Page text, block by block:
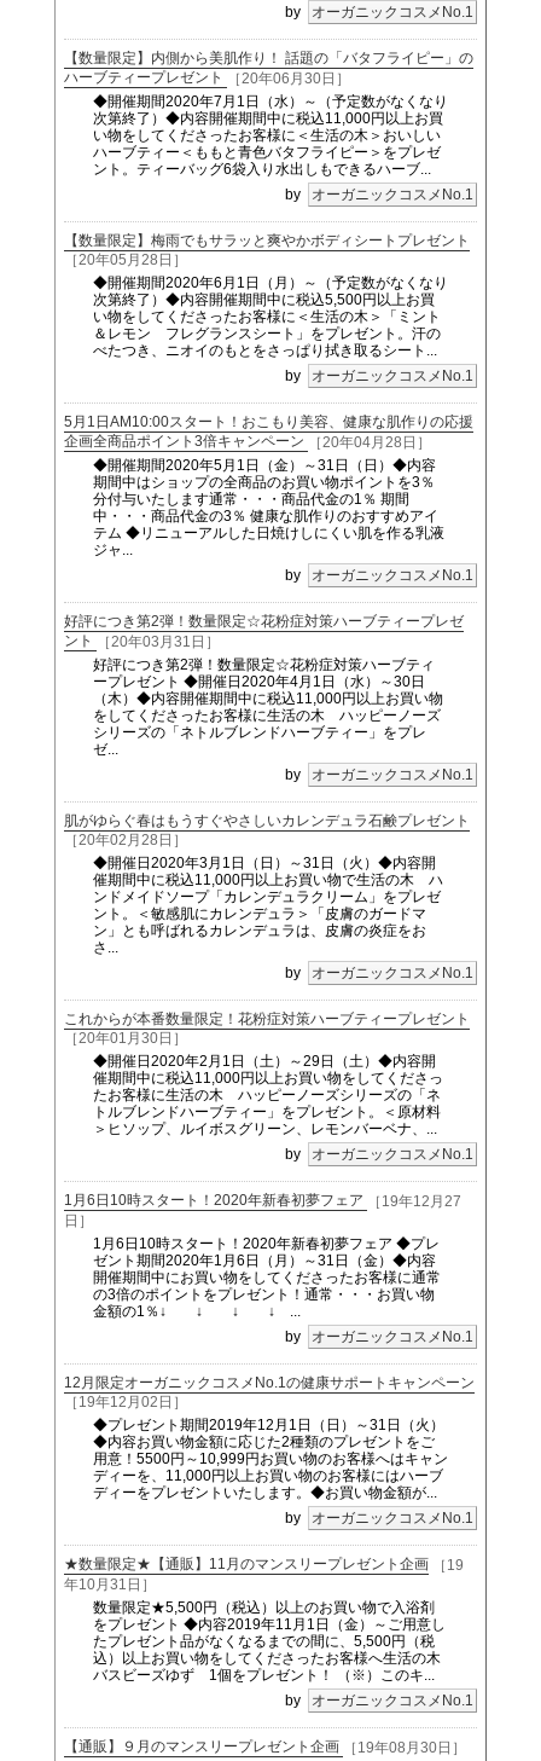
by オーガニックコスメNo.1
【数量限定】内側から美肌作り！ 話題の「バタフライピー」の
ハーブティープレゼント
［20年06月30日］
◆開催期間2020年7月1日（水）～（予定数がなくなり
次第終了）◆内容開催期間中に税込11,000円以上お買
い物をしてくださったお客様に＜生活の木＞おいしい
ハーブティー＜ももと青色バタフライピー＞をプレゼ
ント。ティーバッグ6袋入り水出しもできるハーブ...
by
オーガニックコスメNo.1
【数量限定】梅雨でもサラッと爽やかボディシートプレゼント
［20年05月28日］
◆開催期間2020年6月1日（月）～（予定数がなくなり
次第終了）◆内容開催期間中に税込5,500円以上お買
い物をしてくださったお客様に＜生活の木＞「ミント
＆レモン フレグランスシート」をプレゼント。汗の
べたつき、ニオイのもとをさっぱり拭き取るシート...
by
オーガニックコスメNo.1
5月1日AM10:00スタート！おこもり美容、健康な肌作りの応援
企画全商品ポイント3倍キャンペーン
［20年04月28日］
◆開催期間2020年5月1日（金）～31日（日）◆内容
期間中はショップの全商品のお買い物ポイントを3％
分付与いたします通常・・・商品代金の1％ 期間
中・・・商品代金の3％ 健康な肌作りのおすすめアイ
テム ◆リニューアルした日焼けしにくい肌を作る乳液
ジャ...
by
オーガニックコスメNo.1
好評につき第2弾！数量限定☆花粉症対策ハーブティープレゼ
ント
［20年03月31日］
好評につき第2弾！数量限定☆花粉症対策ハーブティ
ープレゼント ◆開催日2020年4月1日（水）～30日
（木）◆内容開催期間中に税込11,000円以上お買い物
をしてくださったお客様に生活の木 ハッピーノーズ
シリーズの「ネトルブレンドハーブティー」をプレ
ゼ...
by
オーガニックコスメNo.1
肌がゆらぐ春はもうすぐやさしいカレンデュラ石鹸プレゼント
［20年02月28日］
◆開催日2020年3月1日（日）～31日（火）◆内容開
催期間中に税込11,000円以上お買い物で生活の木 ハ
ンドメイドソープ「カレンデュラクリーム」をプレゼ
ント。＜敏感肌にカレンデュラ＞「皮膚のガードマ
ン」とも呼ばれるカレンデュラは、皮膚の炎症をお
さ...
by
オーガニックコスメNo.1
これからが本番数量限定！花粉症対策ハーブティープレゼント
［20年01月30日］
◆開催日2020年2月1日（土）～29日（土）◆内容開
催期間中に税込11,000円以上お買い物をしてくださっ
たお客様に生活の木 ハッピーノーズシリーズの「ネ
トルブレンドハーブティー」をプレゼント。＜原材料
＞ヒソップ、ルイボスグリーン、レモンバーベナ、...
by
オーガニックコスメNo.1
1月6日10時スタート！2020年新春初夢フェア
［19年12月27
日］
1月6日10時スタート！2020年新春初夢フェア ◆プレ
ゼント期間2020年1月6日（月）～31日（金）◆内容
開催期間中にお買い物をしてくださったお客様に通常
の3倍のポイントをプレゼント！通常・・・お買い物
金額の1％↓ ↓ ↓ ↓ ...
by
オーガニックコスメNo.1
12月限定オーガニックコスメNo.1の健康サポートキャンペーン
［19年12月02日］
◆プレゼント期間2019年12月1日（日）～31日（火）
◆内容お買い物金額に応じた2種類のプレゼントをご
用意！5500円～10,999円お買い物のお客様へはキャン
ディーを、11,000円以上お買い物のお客様にはハーブ
ディーをプレゼントいたします。◆お買い物金額が...
by
オーガニックコスメNo.1
★数量限定★【通販】11月のマンスリープレゼント企画
［19
年10月31日］
数量限定★5,500円（税込）以上のお買い物で入浴剤
をプレゼント ◆内容2019年11月1日（金）～ご用意し
たプレゼント品がなくなるまでの間に、5,500円（税
込）以上お買い物をしてくださったお客様へ生活の木
バスビーズゆず 1個をプレゼント！ （※）このキ...
by
オーガニックコスメNo.1
【通販】９月のマンスリープレゼント企画
［19年08月30日］